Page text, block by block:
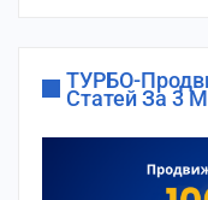
ТУРБО-
Статей За 3